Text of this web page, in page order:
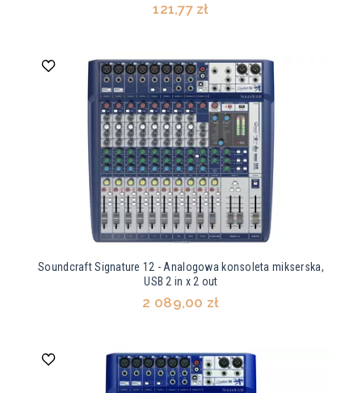
121,77 zł
Soundcraft Signature 12 - Analogowa konsoleta mikserska,
USB 2 in x 2 out
2 089,00 zł